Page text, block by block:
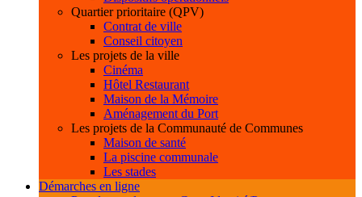
Quartier prioritaire (QPV)
Contrat de ville
Conseil citoyen
Les projets de la ville
Cinéma
Hôtel Restaurant
Maison de la Mémoire
Aménagement du Port
Les projets de la Communauté de Communes
Maison de santé
La piscine communale
Les stades
Démarches en ligne